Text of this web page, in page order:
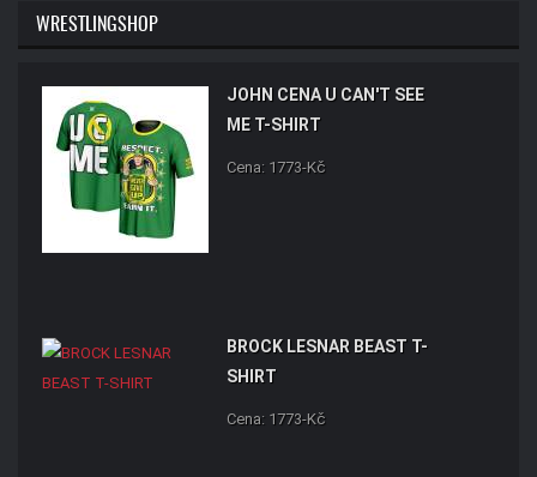
WRESTLINGSHOP
JOHN CENA U CAN'T SEE
ME T-SHIRT
Cena: 1773-Kč
BROCK LESNAR BEAST T-
SHIRT
Cena: 1773-Kč